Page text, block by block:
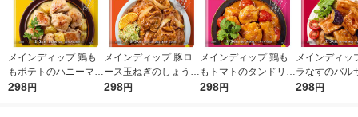
メインディップ 鶏も
もポテトのハニーマス
タード 1個（2〜3人
298円
メインディップ 豚ロ
ース玉ねぎのしょうが
焼き 1個（2〜3人前）
298円
メインディップ 鶏も
もトマトのタンドリー
1個（2〜3人前） (冷
298円
メインディッ
ラなすのバル
め 1個（2〜3
298円